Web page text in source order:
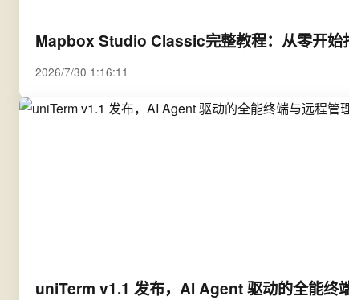
Mapbox Studio Classic完整教程：从零开始
2026/7/30 1:16:11
uniTerm v1.1 发布，AI Agent 驱动的全能终